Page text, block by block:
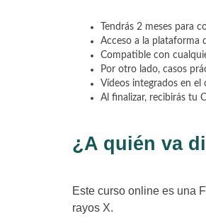
Tendrás 2 meses para
Acceso a la plataforma
Compatible con
Por otro lado, casos
Vídeos integrados en
Al finalizar, recibirás tu
¿A quién va
Este curso online es una
rayos X.